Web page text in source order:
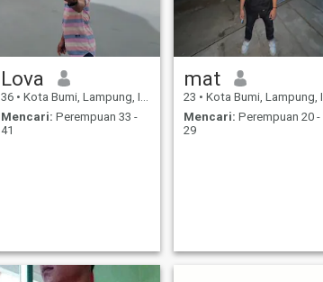
Lova
36 • Kota Bumi, Lampung, Indonesia
Mencari: Perempuan 33 -
41
mat
23 • Kota Bumi, Lampung, Indonesia
Mencari: Perempuan 20 -
29